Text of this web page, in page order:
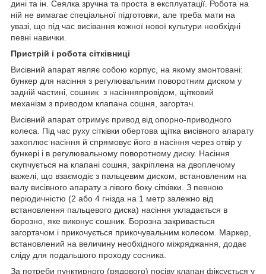
дині та ін. Сеялка зручна та проста в експлуатації. Робота на
ній не вимагає спеціальної підготовки, але треба мати на
увазі, що під час висівання кожної нової культури необхідні
певні навички.
Пристрій і робота сітківниці
Висівний апарат являє собою корпус, на якому змонтовані:
бункер для насіння з регулювальним поворотним диском у
задній частині, сошник з насінняпровідом, щітковий
механізм з приводом клапана сошня, загортач.
Висівний апарат отримує привод від опорно-приводного
колеса. Під час руху сітківки обертова щітка висівного апарату
захоплює насіння й спрямовує його в насіння через отвір у
бункері і в регулювальному поворотному диску. Насіння
скупчується на клапані сошня, закріплена на двоплечому
важелі, що взаємодіє з пальцевим диском, встановленим на
валу висівного апарату з лівого боку сітківки. З певною
періодичністю (2 або 4 гнізда на 1 метр залежно від
встановлення пальцевого диска) насіння укладається в
борозно, яке виконує сошник. Борозна закривається
загортачом і прикочується прикочувальним колесом. Маркер,
встановлений на величину необхідного міжряджання, додає
сліду для подальшого проходу сосника.
За потреби пунктирного (рядового) посіву клапан фіксується у